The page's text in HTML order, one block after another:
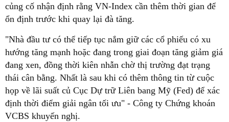
củng cố nhận định rằng VN-Index cần thêm thời gian để
ổn định trước khi quay lại đà tăng.
"Nhà đầu tư có thể tiếp tục nắm giữ các cổ phiếu có xu
hướng tăng mạnh hoặc đang trong giai đoạn tăng giảm giá
đang xen, đồng thời kiên nhẫn chờ thị trường đạt trạng
thái cân bằng. Nhất là sau khi có thêm thông tin từ cuộc
họp về lãi suất củ Cục Dự trữ Liên bang Mỹ (Fed) để xác
định thời điểm giải ngân tối ưu" - Công ty Chứng khoán
VCBS khuyến nghị.